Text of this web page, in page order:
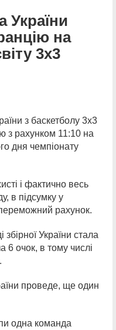
України
на
3х3
з баскетболу 3х3
з рахунком 11:10 на
дня чемпіонату
і фактично весь
в підсумку у
рахунок.
України стала
6 очок, в тому числі
проведе, ще один
одна команда